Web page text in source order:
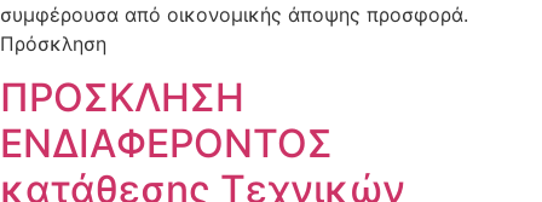
συμφέρουσα από οικονομικής άποψης προσφορά.
Πρόσκληση
ΠΡΟΣΚΛΗΣΗ
ΕΝΔΙΑΦΕΡΟΝΤΟΣ
κατάθεσης Τεχνικών